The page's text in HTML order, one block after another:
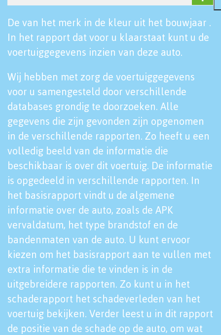
De van het merk in de kleur uit het bouwjaar .
In het rapport dat voor u klaarstaat kunt u de
voertuiggegevens inzien van deze auto.
Wij hebben met zorg de voertuiggegevens
voor u samengesteld door verschillende
databases grondig te doorzoeken. Alle
gegevens die zijn gevonden zijn opgenomen
in de verschillende rapporten. Zo heeft u een
volledig beeld van de informatie die
beschikbaar is over dit voertuig. De informatie
is opgedeeld in verschillende rapporten. In
het basisrapport vindt u de algemene
informatie over de auto, zoals de APK
vervaldatum, het type brandstof en de
bandenmaten van de auto. U kunt ervoor
kiezen om het basisrapport aan te vullen met
extra informatie die te vinden is in de
uitgebreidere rapporten. Zo kunt u in het
schaderapport het schadeverleden van het
voertuig bekijken. Verder leest u in dit rapport
de positie van de schade op de auto, om wat